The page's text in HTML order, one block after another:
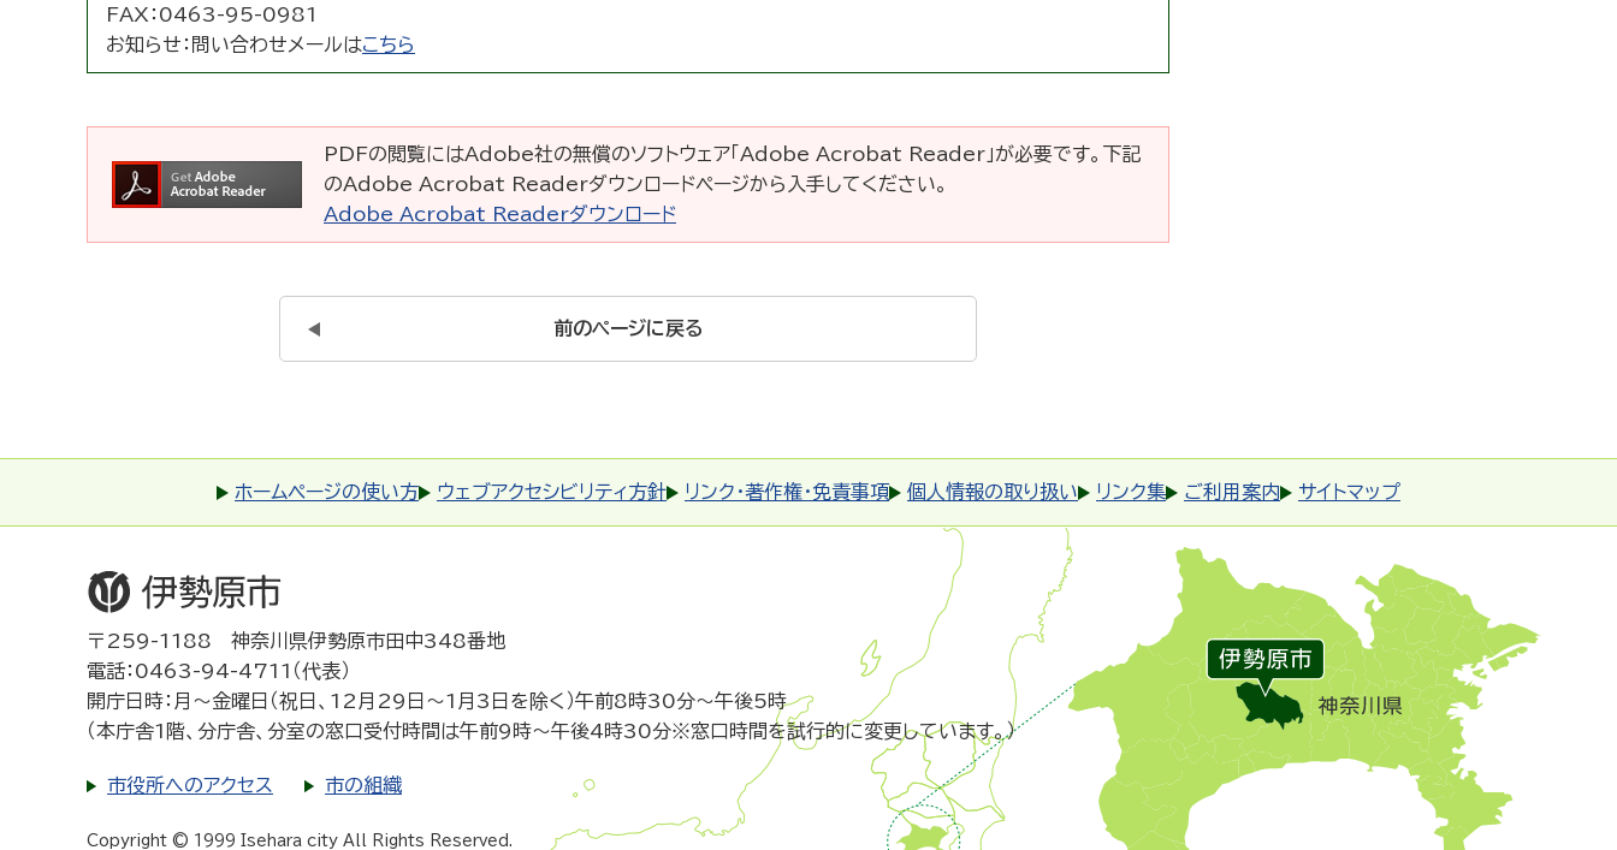
FAX： 0463-95-0981
お知らせ： 問い合わせメールはこちら
PDFの閲覧にはAdobe社の無償のソフトウェア「Adobe Acrobat Reader」が必要です。下記
のAdobe Acrobat Readerダウンロードページから入手してください。
Adobe Acrobat Readerダウンロード
前のページに戻る
ホームページの使い方 ウェブアクセシビリティ方針 リンク・著作権・免責事項 個人情報の取り扱い リンク集 ご利用案内 サイトマップ
〒259-1188 神奈川県伊勢原市田中348番地
電話：0463-94-4711（代表）
開庁日時：月～金曜日（祝日、12月29日～1月3日を除く）午前8時30分～午後5時
（本庁舎1階、分庁舎、分室の窓口受付時間は午前9時～午後4時30分※窓口時間を試行的に変更しています。）
市役所へのアクセス 市の組織
Copyright © 1999 Isehara city All Rights Reserved.